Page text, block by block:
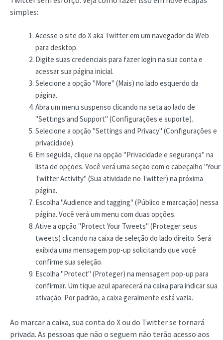
simples:
Acesse o site do X aka Twitter em um navegador da Web
para desktop.
Digite suas credenciais para fazer login na sua conta e
acessar sua página inicial.
Selecione a opção "More" (Mais) no lado esquerdo da
página.
Abra um menu suspenso clicando na seta ao lado de
"Settings and Support" (Configurações e suporte).
Selecione a opção "Settings and Privacy" (Configurações e
privacidade).
Em seguida, clique na opção "Privacidade e segurança" na
lista de opções. Você verá uma seção com o cabeçalho "Your
Twitter Activity" (Sua atividade no Twitter) na próxima
página.
Escolha "Audience and tagging" (Público e marcação) nessa
página. Você verá um menu com duas opções.
Ative a opção "Protect Your Tweets" (Proteger seus
tweets) clicando na caixa de seleção do lado direito. Será
exibida uma mensagem pop-up solicitando que você
confirme sua seleção.
Escolha "Protect" (Proteger) na mensagem pop-up para
confirmar. Um tique azul aparecerá na caixa para indicar sua
ativação. Por padrão, a caixa geralmente está vazia.
Ao marcar a caixa, sua conta do X ou do Twitter se tornará
privada. As pessoas que não o seguem não terão acesso aos